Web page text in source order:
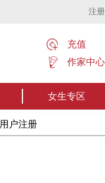
注册
充值
作家中心
女生专区
用户注册